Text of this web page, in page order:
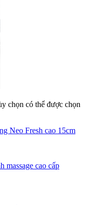
chọn có thể được chọn
Neo Fresh cao 15cm